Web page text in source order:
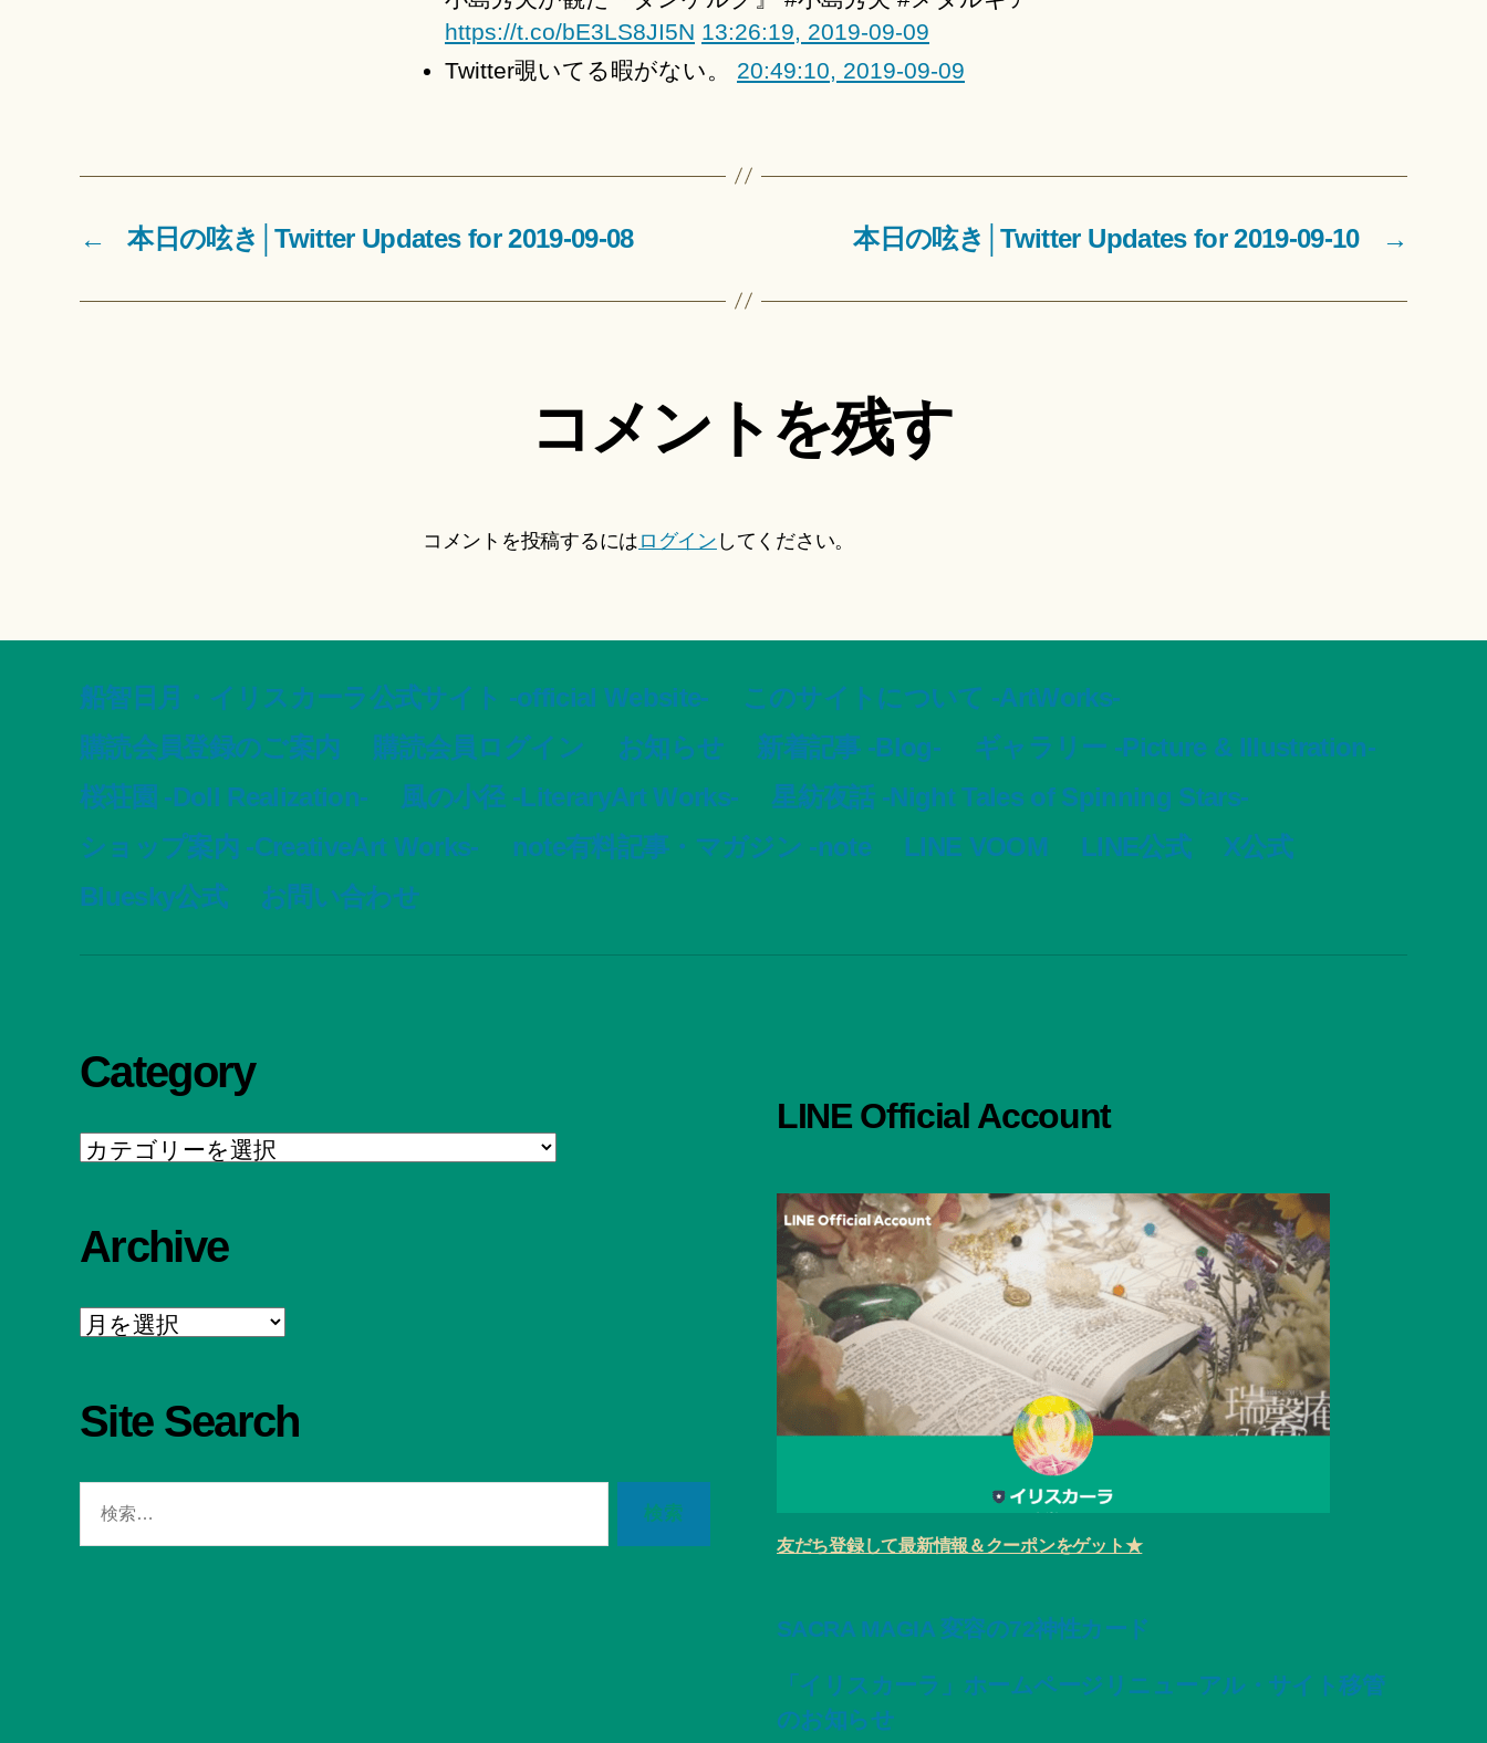
https://t.co/bE3LS8JI5N 13:26:19, 2019-09-09
Twitter覗いてる暇がない。 20:49:10, 2019-09-09
← 本日の呟き│Twitter Updates for 2019-09-08 →
本日の呟き│Twitter Updates for 2019-09-10
コメントを残す
コメントを投稿するには ログイン してください。
船智日月・イリスカーラ公式サイト -official Website-
このサイトについて -ArtWorks-
購読会員登録のご案内
購読会員ログイン お知らせ 新着記事 -Blog-
ギャラリー -Picture & Illustration-
桜荘園 -Doll Realization-
風の小径 -LiteraryArt Works-
星紡夜話 -Night Tales of Spinning Stars-
ショップ案内 -CreativeArt Works-
note有料記事・マガジン -note LINE VOOM LINE公式
X公式
Bluesky公式
お問い合わせ
Category
Category
Archive
Archive
Site Search
LINE Official Account
友だち登録して最新情報＆クーポンをゲット★
SACRA MAGIA 変容の72神性カード
「イリスカーラ」ホームページリニューアル・サイト移管
のお知らせ